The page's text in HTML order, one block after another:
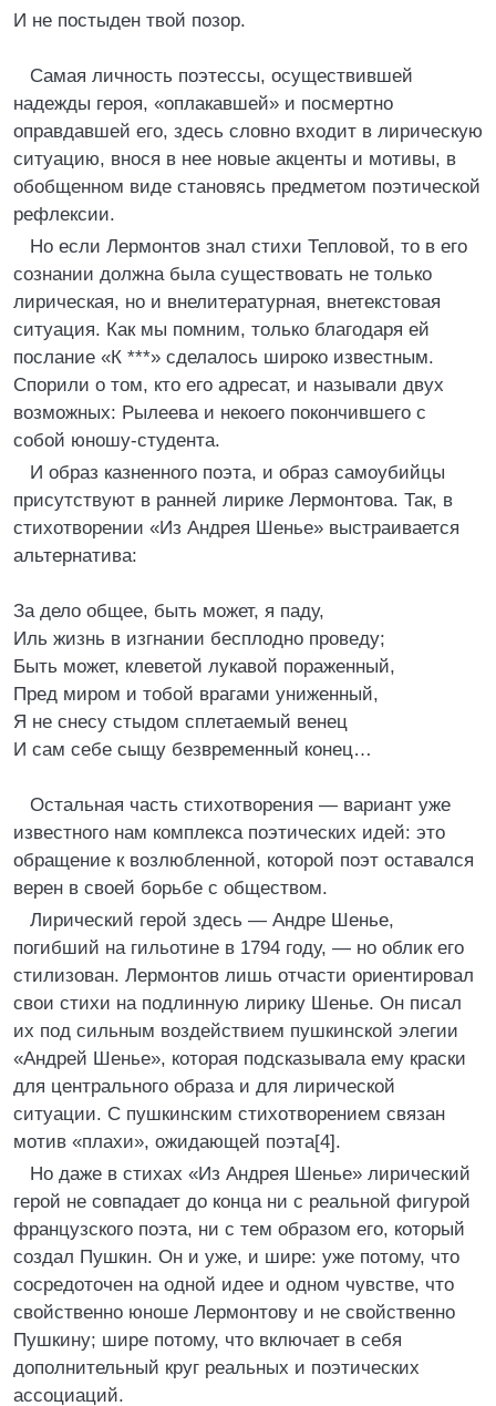
И не постыден твой позор.
Самая личность поэтессы, осуществившей
надежды героя, «оплакавшей» и посмертно
оправдавшей его, здесь словно входит в лирическую
ситуацию, внося в нее новые акценты и мотивы, в
обобщенном виде становясь предметом поэтической
рефлексии.
Но если Лермонтов знал стихи Тепловой, то в его
сознании должна была существовать не только
лирическая, но и внелитературная, внетекстовая
ситуация. Как мы помним, только благодаря ей
послание «К ***» сделалось широко известным.
Спорили о том, кто его адресат, и называли двух
возможных: Рылеева и некоего покончившего с
собой юношу-студента.
И образ казненного поэта, и образ самоубийцы
присутствуют в ранней лирике Лермонтова. Так, в
стихотворении «Из Андрея Шенье» выстраивается
альтернатива:
За дело общее, быть может, я паду,
Иль жизнь в изгнании бесплодно проведу;
Быть может, клеветой лукавой пораженный,
Пред миром и тобой врагами униженный,
Я не снесу стыдом сплетаемый венец
И сам себе сыщу безвременный конец…
Остальная часть стихотворения — вариант уже
известного нам комплекса поэтических идей: это
обращение к возлюбленной, которой поэт оставался
верен в своей борьбе с обществом.
Лирический герой здесь — Андре Шенье,
погибший на гильотине в 1794 году, — но облик его
стилизован. Лермонтов лишь отчасти ориентировал
свои стихи на подлинную лирику Шенье. Он писал
их под сильным воздействием пушкинской элегии
«Андрей Шенье», которая подсказывала ему краски
для центрального образа и для лирической
ситуации. С пушкинским стихотворением связан
мотив «плахи», ожидающей поэта[4].
Но даже в стихах «Из Андрея Шенье» лирический
герой не совпадает до конца ни с реальной фигурой
французского поэта, ни с тем образом его, который
создал Пушкин. Он и уже, и шире: уже потому, что
сосредоточен на одной идее и одном чувстве, что
свойственно юноше Лермонтову и не свойственно
Пушкину; шире потому, что включает в себя
дополнительный круг реальных и поэтических
ассоциаций.